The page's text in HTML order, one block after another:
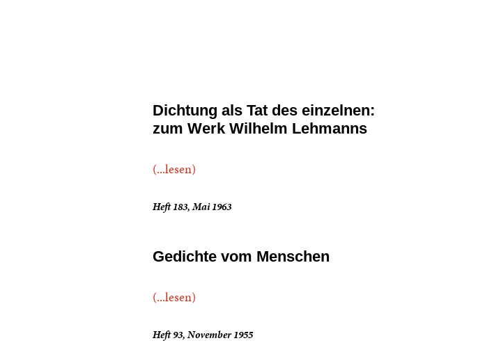
Dichtung als Tat des einzelnen:
zum Werk Wilhelm Lehmanns
(...lesen)
Heft 183, Mai 1963
Gedichte vom Menschen
(...lesen)
Heft 93, November 1955